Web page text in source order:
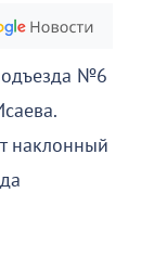
№6
наклонный